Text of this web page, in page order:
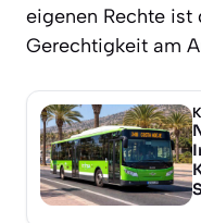
eigenen Rechte ist
Gerechtigkeit am